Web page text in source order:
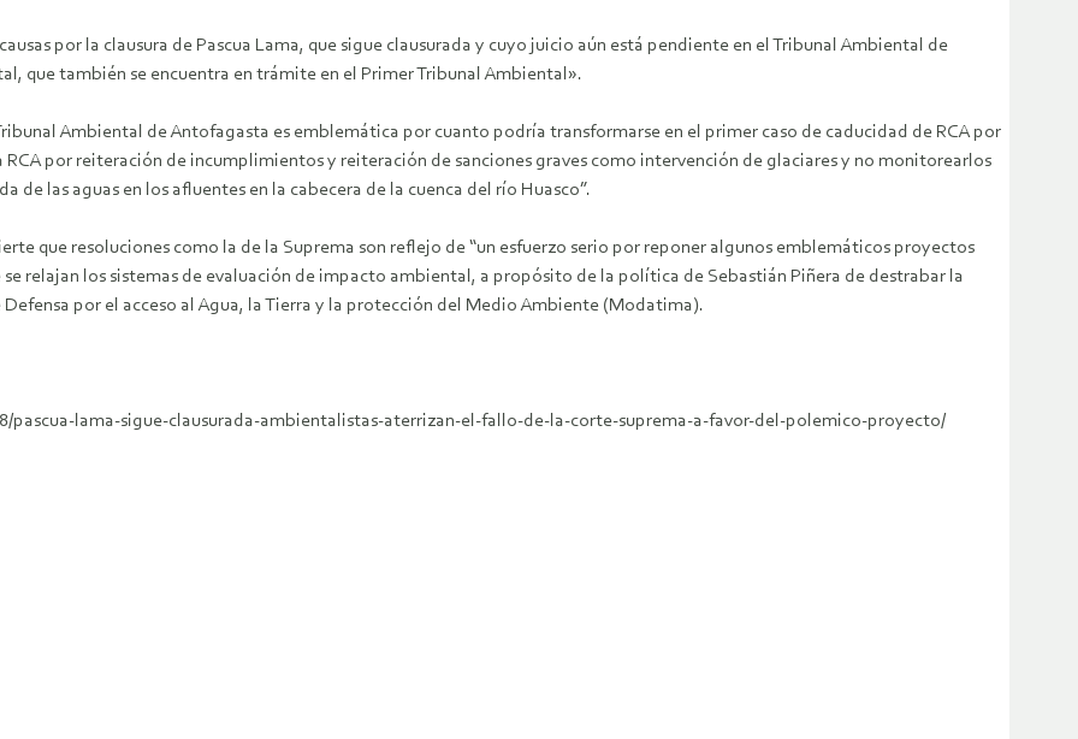
por la clausura de Pascua Lama, que sigue clausurada y cuyo juicio aún está pendiente en el Tribunal Ambiental de
que también se encuentra en trámite en el Primer Tribunal Ambiental».
Ambiental de Antofagasta es emblemática por cuanto podría transformarse en el primer caso de caducidad de RCA por
por reiteración de incumplimientos y reiteración de sanciones graves como intervención de glaciares y no monitorearlos
las aguas en los afluentes en la cabecera de la cuenca del río Huasco”.
que resoluciones como la de la Suprema son reflejo de “un esfuerzo serio por reponer algunos emblemáticos proyectos
relajan los sistemas de evaluación de impacto ambiental, a propósito de la política de Sebastián Piñera de destrabar la
por el acceso al Agua, la Tierra y la protección del Medio Ambiente (Modatima).
pascua-lama-sigue-clausurada-ambientalistas-aterrizan-el-fallo-de-la-corte-suprema-a-favor-del-polemico-proyecto/